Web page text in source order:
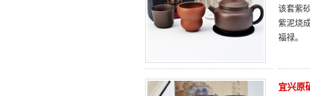
该套紫
紫泥烧
福禄。
宜兴原